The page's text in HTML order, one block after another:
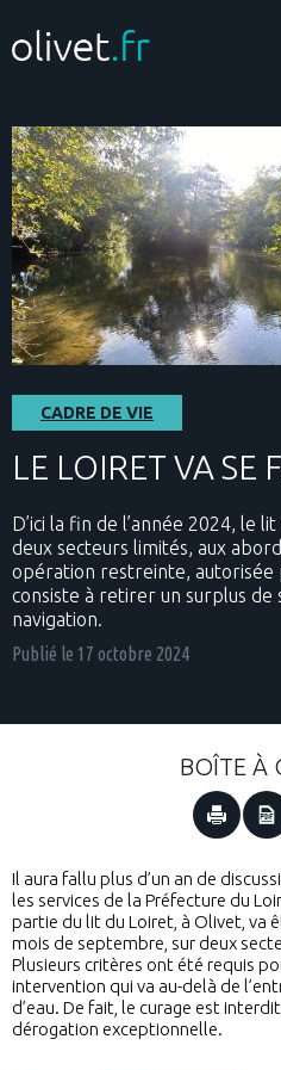
contenu
principal
CADRE DE VIE
LE LOIRET VA SE
D’ici la fin de l’année 2024, le
deux secteurs limités, aux
opération restreinte,
consiste à retirer un surplus
navigation.
Publié le 17 octobre 2024
BOÎTE À
Il aura fallu plus d’un an de
les services de la Préfecture du
partie du lit du Loiret, à Olivet, va
mois de septembre, sur deux
Plusieurs critères ont été requis
intervention qui va au-delà de
d’eau. De fait, le curage est
dérogation exceptionnelle.